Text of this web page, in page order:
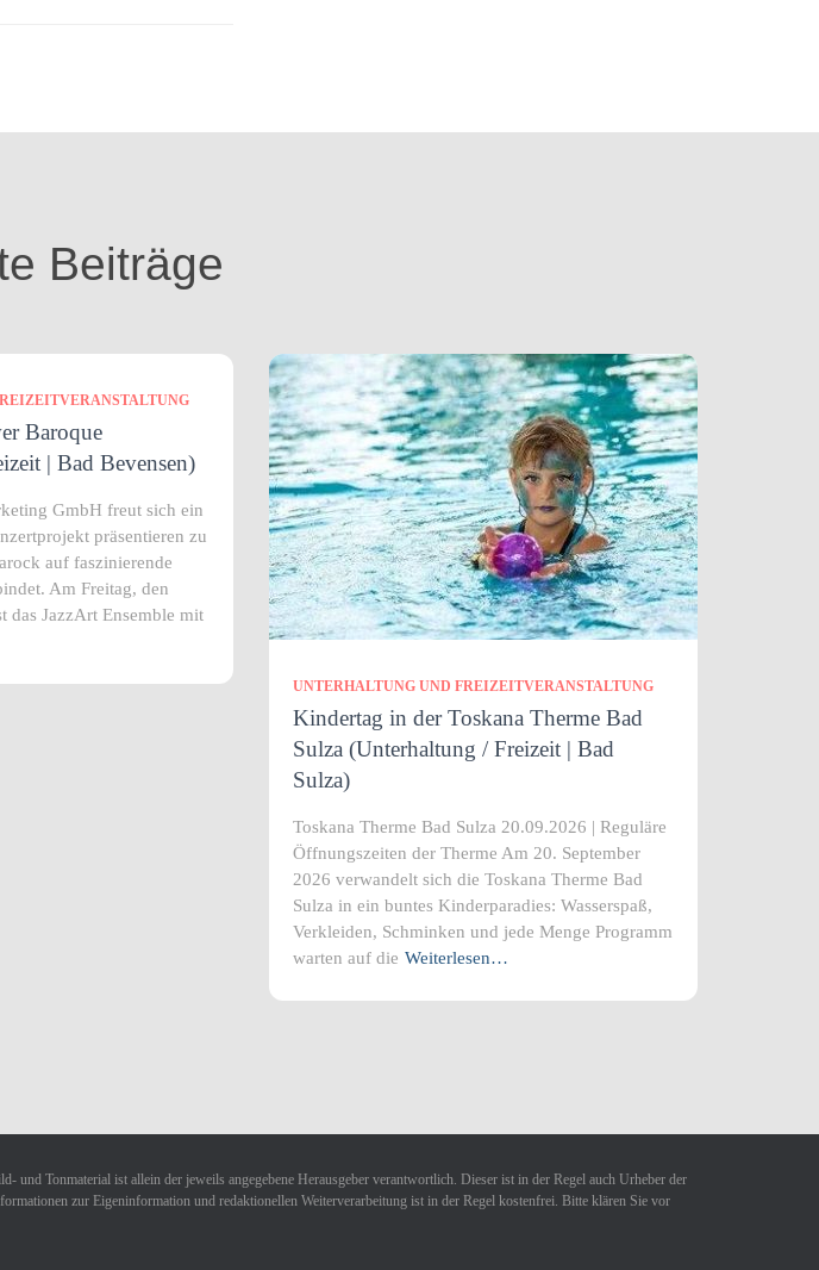
Beiträge
Baroque
| Bad Bevensen)
GmbH freut sich ein
präsentieren zu
auf faszinierende
Am Freitag, den
das JazzArt Ensemble mit
UNTERHALTUNG UND FREIZEITVERANSTALTUNG
Kindertag in der Toskana Therme Bad
Sulza (Unterhaltung / Freizeit | Bad
Sulza)
Toskana Therme Bad Sulza 20.09.2026 | Reguläre
Öffnungszeiten der Therme Am 20. September
2026 verwandelt sich die Toskana Therme Bad
Sulza in ein buntes Kinderparadies: Wasserspaß,
Verkleiden, Schminken und jede Menge Programm
warten auf die Weiterlesen…
und Tonmaterial ist allein der jeweils angegebene Herausgeber verantwortlich. Dieser ist in der Regel auch Urheber der
zur Eigeninformation und redaktionellen Weiterverarbeitung ist in der Regel kostenfrei. Bitte klären Sie vor